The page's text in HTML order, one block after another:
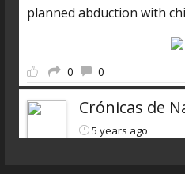
planned abduction with
0 0
Crónicas de
5 years ago